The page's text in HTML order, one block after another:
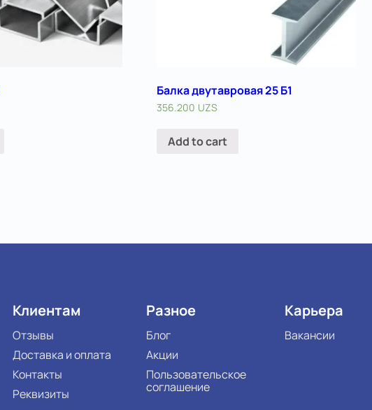
Балка двутавровая 25 Б1
356.200 UZS
Add to cart
Клиентам
Отзывы
Доставка и оплата
Контакты
Реквизиты
Разное
Блог
Акции
Пользовательское
соглашение
Карьера
Вакансии